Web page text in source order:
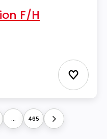
F/H
Ajouter
... 465 Next